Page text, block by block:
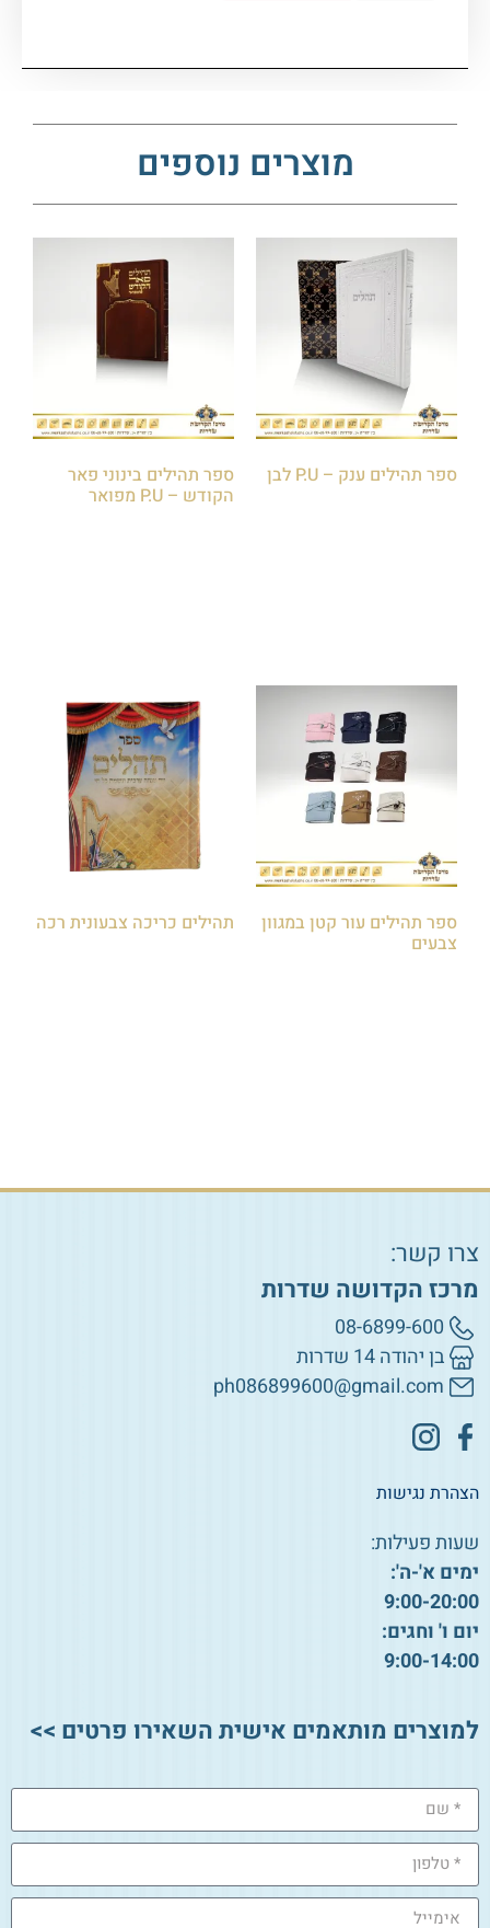
מוצרים נוספים
ספר תהילים ענק – P.U לבן ספר תהילים בינוני פאר
הקודש – P.U מפואר
ספר תהילים עור קטן במגוון
צבעים
תהילים כריכה צבעונית רכה
צרו קשר:
מרכז הקדושה שדרות
08-6899-600
בן יהודה 14 שדרות
ph086899600@gmail.com
הצהרת נגישות
שעות פעילות:
ימים א'-ה':
9:00-20:00
יום ו' וחגים:
9:00-14:00
למוצרים מותאמים אישית השאירו פרטים >>